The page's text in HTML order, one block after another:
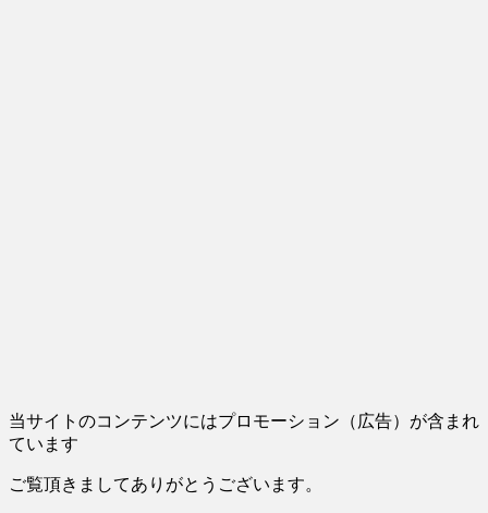
当サイトのコンテンツにはプロモーション（広告）が含まれ
ています
ご覧頂きましてありがとうございます。